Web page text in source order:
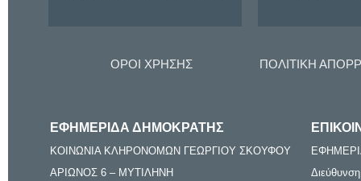
ΟΡΟΙ ΧΡΗΣΗΣ ΠΟΛΙΤΙΚΗ
ΕΦΗΜΕΡΙΔΑ ΔΗΜΟΚΡΑΤΗΣ
ΚΟΙΝΩΝΙΑ ΚΛΗΡΟΝΟΜΩΝ ΓΕΩΡΓΙΟΥ ΣΚΟΥΦΟΥ
ΑΡΙΩΝΟΣ 6 – ΜΥΤΙΛΗΝΗ